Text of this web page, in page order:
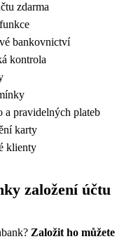
zdarma
bankovnictví
kontrola
a pravidelných plateb
karty
klienty
založení účtu
Založit ho můžete